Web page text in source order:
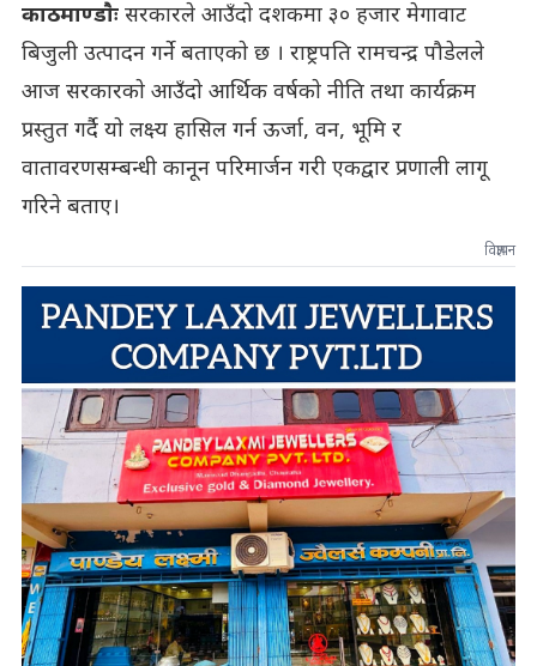
काठमाण्डाैःसरकारले आउँदाे दशकमा ३० हजार मेगावाट
बिजुली उत्पादन गर्ने बताएकाे छ । राष्ट्रपति रामचन्द्र पौडेलले
आज सरकारकाे आउँदाे आर्थिक वर्षकाे नीति तथा कार्यक्रम
प्रस्तुत गर्दै याे लक्ष्य हासिल गर्न ऊर्जा, वन, भूमि र
वातावरणसम्बन्धी कानून परिमार्जन गरी एकद्वार प्रणाली लागू
गरिने बताए।
विज्ञापन